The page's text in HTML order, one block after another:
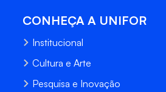
CONHEÇA A UNIFOR
Institucional
Cultura e Arte
Pesquisa e Inovação